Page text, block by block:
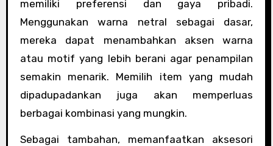
memiliki preferensi dan gaya pribadi.
Menggunakan warna netral sebagai dasar,
mereka dapat menambahkan aksen warna
atau motif yang lebih berani agar penampilan
semakin menarik. Memilih item yang mudah
dipadupadankan juga akan memperluas
berbagai kombinasi yang mungkin.
Sebagai tambahan, memanfaatkan aksesori